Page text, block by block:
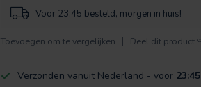
Voor 23:45 besteld, morgen in huis!
Toevoegen om te vergelijken Deel dit product
Verzonden vanuit Nederland - voor 23:45